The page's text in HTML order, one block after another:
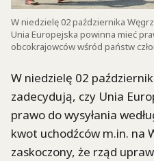
W niedzielę 02 października
Unia Europejska powinna mieć
obcokrajowców wśród państw
W niedzielę 02
zadecydują, czy Unia
prawo do wysyłania
kwot uchodźców m.in. na
zaskoczony, że rząd